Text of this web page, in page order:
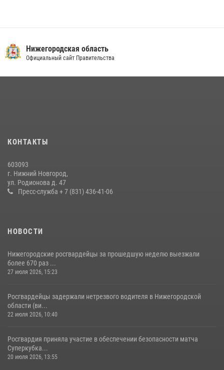
Суперкубка России в Нижнем Новгороде
20 июля 2026, 13:55 2
28 июля 2026, 15:39
более 600 раз по сигналу «тревога»
20 июля 2026, 12:26
Нижегородская область
Официальный сайт Правительства
КОНТАКТЫ
603093
г. Нижний Новгород,
ул. Родионова д. 47
Пресс-служба + 7 (831) 436-41-06
НОВОСТИ
Нижегородские росгвардейцы за прошедшую неделю выезжали
более 670 раз ...
27 июля 2026, 15:23
Росгвардейцы задержали нетрезвого водителя в Нижегородской
области (ви...
22 июля 2026, 10:40
Росгвардия приняла участие в обеспечении безопасности матча
Суперкубка...
20 июля 2026, 13:55